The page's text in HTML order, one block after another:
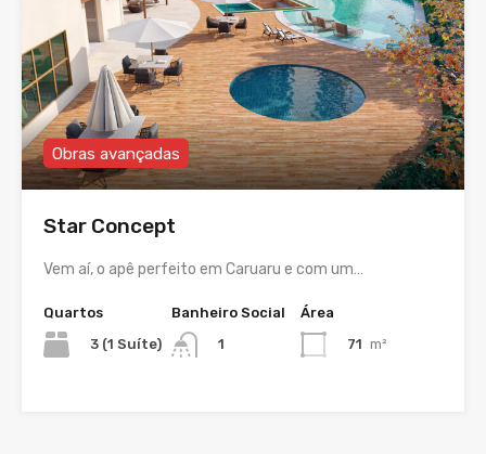
Obras avançadas
Star Concept
Vem aí, o apê perfeito em Caruaru e com um…
Quartos
3 (1 Suíte)
Banheiro Social
1
Área
71 m²